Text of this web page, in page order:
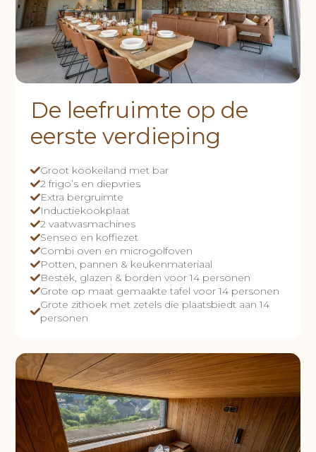
De leefruimte op de
eerste verdieping
Groot kookeiland met bar
2 frigo’s en diepvries
Extra bergruimte
Inductiekookplaat
2 vaatwasmachines
Senseo en koffiezet
Combi oven en microgolfoven
Potten, pannen & keukenmateriaal
Bestek, glazen & borden voor 14 personen
Grote op maat gemaakte tafel voor 14 personen
Grote zithoek met zetels die plaatsbiedt aan 14
personen